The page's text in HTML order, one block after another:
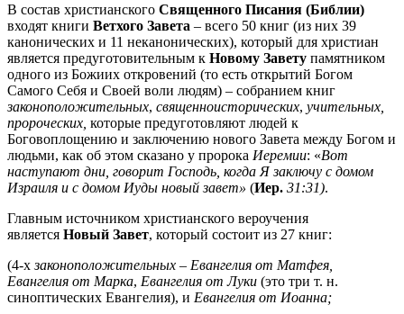
В состав христианского Священного Писания (Библии)
входят книги Ветхого Завета – всего 50 книг (из них 39
канонических и 11 неканонических), который для христиан
является предуготовительным к Новому Завету памятником
одного из Божиих откровений (то есть открытий Богом
Самого Себя и Своей воли людям) – собранием книг
законоположительных, священноисторических, учительных,
пророческих, которые предуготовляют людей к
Боговоплощению и заключению нового Завета между Богом и
людьми, как об этом сказано у пророка Иеремии: «Вот
наступают дни, говорит Господь, когда Я заключу с домом
Израиля и с домом Иуды новый завет» (Иер. 31:31).
Главным источником христианского вероучения
является Новый Завет, который состоит из 27 книг:
(4-хзаконоположительных – Евангелия от Матфея,
Евангелия от Марка, Евангелия от Луки (это три т. н.
синоптических Евангелия), и Евангелия от Иоанна;